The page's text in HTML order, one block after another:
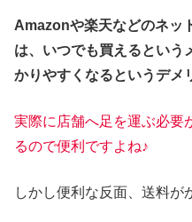
Amazonや楽天などのネッ
は、いつでも買えるという
かりやすくなるというデメ
実際に店舗へ足を運ぶ必要
るので便利ですよね♪
しかし便利な反面、送料が